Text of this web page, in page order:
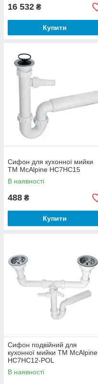
16 532 ₴
Купити
Сифон для кухонної мийки
ТМ McAlpine HC7HC15
В наявності
488 ₴
Купити
Сифон подвійний для
кухонної мийки ТМ McAlpine
HC7HC12-POL
В наявності